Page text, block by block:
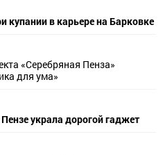
купании в карьере на Барковке
«Серебряная Пенза»
для ума»
украла дорогой гаджет